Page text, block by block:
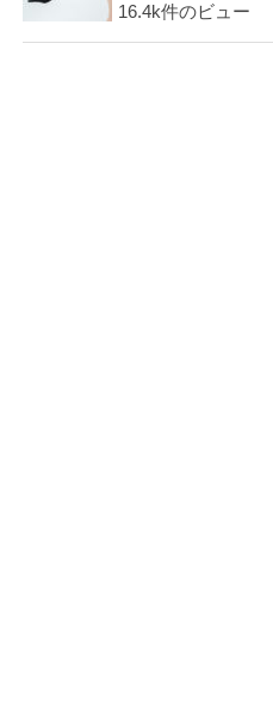
16.4k件のビュー